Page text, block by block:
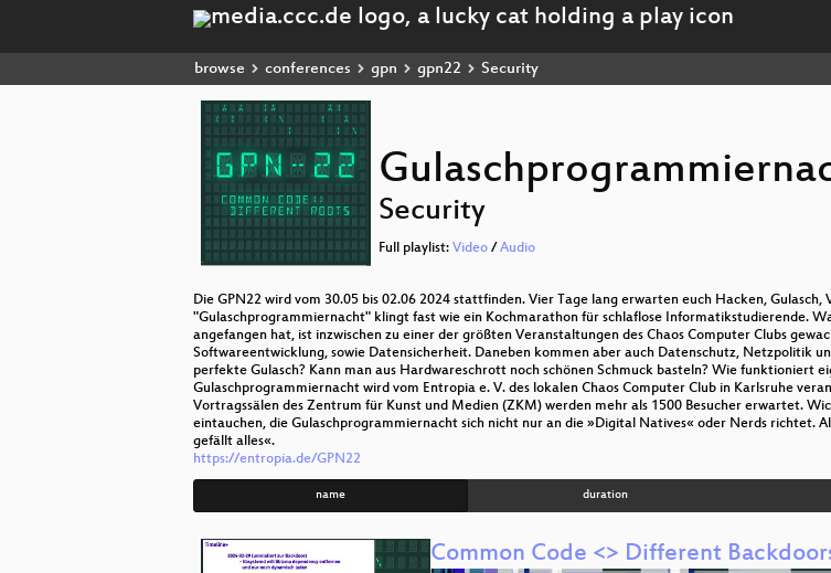
browse conferences gpn gpn22 Security
Security
Full playlist: Video / Audio
Die GPN22 wird vom 30.05 bis 02.06 2024 stattfinden. Vier Tage lang erwarten euch Hacken,
"Gulaschprogrammiernacht" klingt fast wie ein Kochmarathon für schlaflose Informatikstudierende.
angefangen hat, ist inzwischen zu einer der größten Veranstaltungen des Chaos Computer Clubs
Softwareentwicklung, sowie Datensicherheit. Daneben kommen aber auch Datenschutz, Netzpolitik
perfekte Gulasch? Kann man aus Hardwareschrott noch schönen Schmuck basteln? Wie funktioniert
Gulaschprogrammiernacht wird vom Entropia e. V. des lokalen Chaos Computer Club in Karlsruhe
Vortragssälen des Zentrum für Kunst und Medien (ZKM) werden mehr als 1500 Besucher erwartet.
eintauchen, die Gulaschprogrammiernacht sich nicht nur an die »Digital Natives« oder Nerds richtet.
gefällt alles«.
https://entropia.de/GPN22
name duration
Common Code <> Different